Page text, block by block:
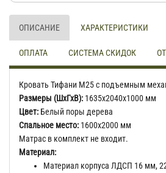
ОПИСАНИЕ ХАРАКТЕРИСТИКИ
ОПЛАТА СИСТЕМА СКИДОК
Кровать Тифани М25 с подъемным
Размеры (ШхГхВ): 1635x2040x1000 мм
Цвет: Белый поры дерева
Спальное место: 1600x2000 мм
Матрас в комплект не входит.
Материал:
Материал корпуса ЛДСП 16 мм,